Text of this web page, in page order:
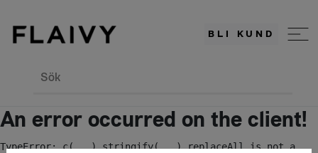
BLI KUND
Sök
An error occurred on the client!
TypeError: c(...).stringify(...).replaceAll is not a